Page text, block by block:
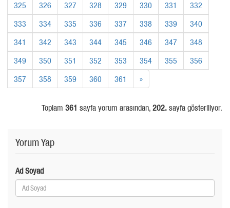
325
326 327 328 329 330 331
332
333
334 335 336 337 338 339
340
341
342 343 344 345 346 347
348
349
350 351 352 353 354 355
356
357
358 359 360 361 »
Toplam 361 sayfa yorum arasından, 202. sayfa gösteriliyor.
Yorum Yap
Ad Soyad